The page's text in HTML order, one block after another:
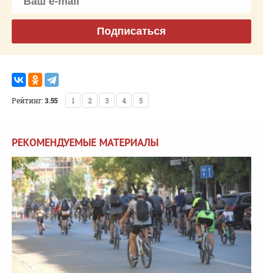
Подписаться
Рейтинг:3.55 1 2 3 4 5
РЕКОМЕНДУЕМЫЕ МАТЕРИАЛЫ